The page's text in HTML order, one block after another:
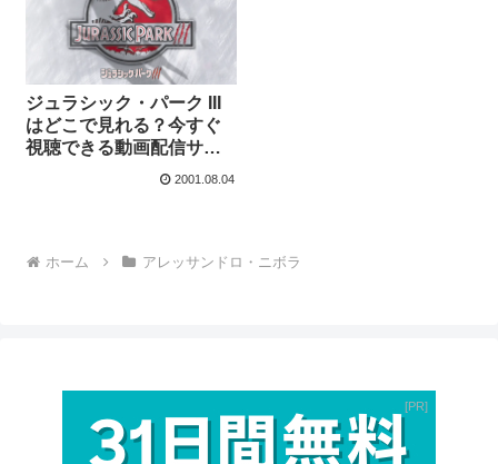
ジュラシック・パーク III
はどこで見れる？今すぐ
視聴できる動画配信サー
2001.08.04
ホーム アレッサンドロ・ニボラ
PR